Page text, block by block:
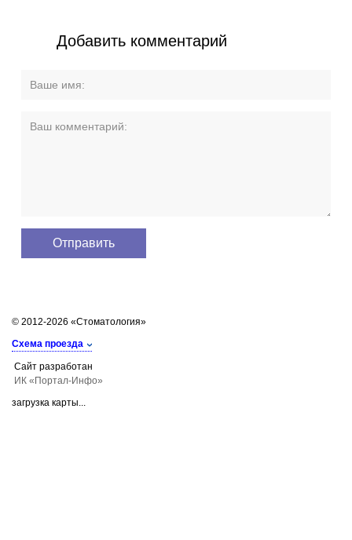
Добавить комментарий
© 2012-2026 «Стоматология»
Схема проезда
Сайт разработан
ИК «Портал-Инфо»
загрузка карты...